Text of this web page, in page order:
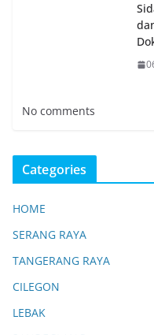
No comments
Categories
HOME
SERANG RAYA
TANGERANG RAYA
CILEGON
LEBAK